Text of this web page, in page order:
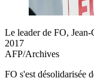
Le leader de FO,
2017
AFP/Archives
FO s'est désolidarisée